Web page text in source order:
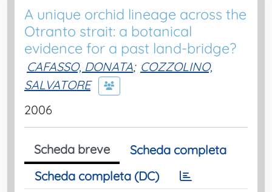
A unique orchid lineage across the
Otranto strait: a botanical
evidence for a past land-bridge?
CAFASSO, DONATA; COZZOLINO,
SALVATORE
2006
Scheda breve
Scheda completa
Scheda completa (DC)